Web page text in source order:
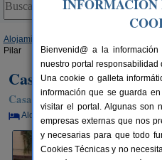
Alojamientos
Pilar
Casa Pilar
Casa Rural en Castell de
Alquiler por habitaciones 14+2
INFORMACIÓN
Bienvenid@ a la
nuestro portal responsabilidad
Una cookie o galleta
información que se guarda
visitar el portal. Algunas son
empresas externas que nos
y necesarias para que todo
Cookies Técnicas y no